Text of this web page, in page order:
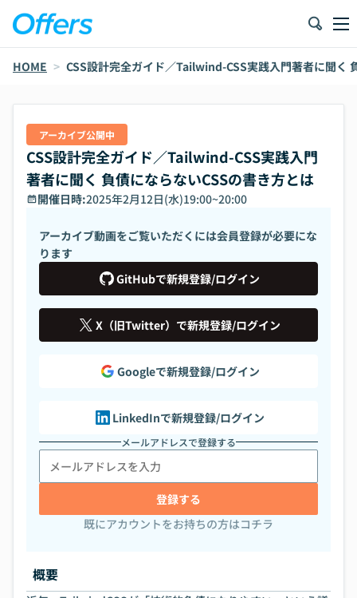
HOME > CSS設計完全ガイド／Tailwind-CSS実践入門著者に聞く
アーカイブ公開中
CSS設計完全ガイド／Tailwind-CSS実践入門
著者に聞く 負債にならないCSSの書き方とは
開催日時:2025年2月12日(水)19:00~20:00
アーカイブ動画をご覧いただくには会員登録が必要にな
ります
GitHubで新規登録/ログイン
X（旧Twitter）で新規登録/ログイン
Googleで新規登録/ログイン
LinkedInで新規登録/ログイン
メールアドレスで登録する
登録する
既にアカウントをお持ちの方はコチラ
概要